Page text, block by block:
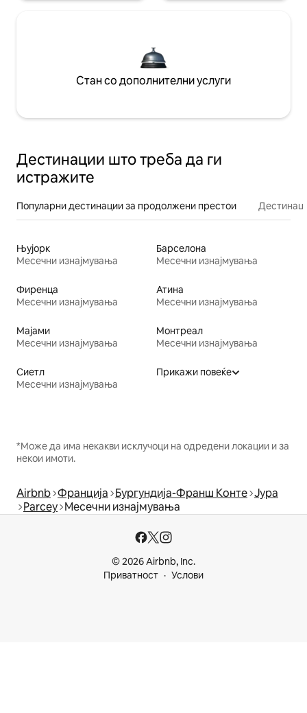
Стан со дополнителни услуги
Дестинации што треба да ги
истражите
Популарни дестинации за продолжени престои
Њујорк
Месечни изнајмувања
Барселона
Месечни изнајмувања
Фиренца
Месечни изнајмувања
Атина
Месечни изнајмувања
Мајами
Месечни изнајмувања
Монтреал
Месечни изнајмувања
Сиетл
Месечни изнајмувања
Прикажи повеќе
*Може да има некакви исклучоци на одредени локации и за
некои имоти.
Airbnb Франција Бургундија-Франш Конте Јура
Parcey Месечни изнајмувања
© 2026 Airbnb, Inc.
Приватност
Услови